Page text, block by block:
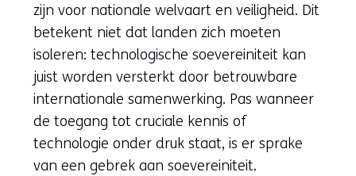
zijn voor nationale welvaart en veiligheid. Dit
betekent niet dat landen zich moeten
isoleren: technologische soevereiniteit kan
juist worden versterkt door betrouwbare
internationale samenwerking. Pas wanneer
de toegang tot cruciale kennis of
technologie onder druk staat, is er sprake
van een gebrek aan soevereiniteit.